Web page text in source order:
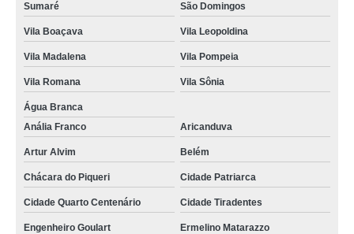
gráfica de cordão para crachá digital Rio Pequeno
empresas que fazem cordão para crachá em silk Biritiba Mirim
cordão para crachá personalizado Paulínia
cordão de crachá poliéster Caraguatatuba
empresas que fazem cordão em poliéster para crachá Jardim Everest
empresas que fazem cordão poliéster para crachá Americana
empresas que fazem cordão para crachá em silk Vila Carrão
gráfica de cordão em poliéster para crachá Vila Pompeia
Sumaré São Domingos
Vila Boaçava Vila Leopoldina
Vila Madalena Vila Pompeia
Vila Romana Vila Sônia
Água Branca
Anália Franco
Aricanduva
Artur Alvim Belém
Chácara do Piqueri Cidade Patriarca
Cidade Quarto Centenário Cidade Tiradentes
Engenheiro Goulart Ermelino Matarazzo